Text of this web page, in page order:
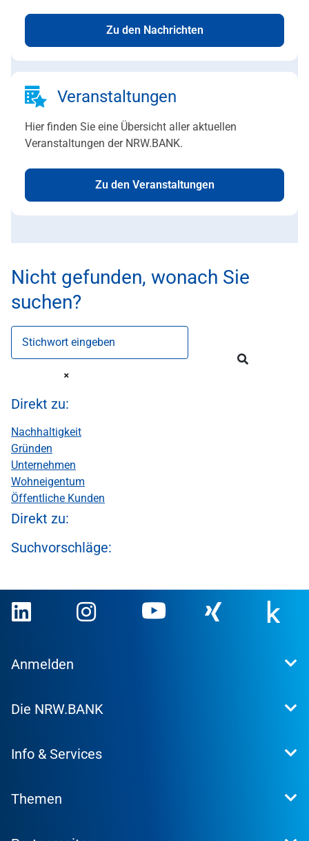
Zu den Nachrichten
Veranstaltungen
Hier finden Sie eine Übersicht aller aktuellen
Veranstaltungen der NRW.BANK.
Zu den Veranstaltungen
Nicht gefunden, wonach Sie
suchen?
Stichwort eingeben
Direkt zu:
Nachhaltigkeit
Gründen
Unternehmen
Wohneigentum
Öffentliche Kunden
Direkt zu:
Suchvorschläge:
Anmelden
Kundenportal
Die NRW.BANK
Presse
Research
Info & Services
Produktsuche
Themen